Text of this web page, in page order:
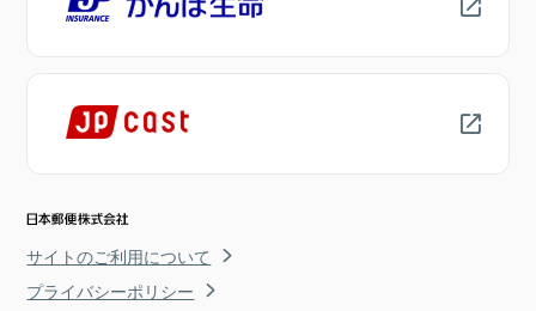
サイトのご利用について
プライバシーポリシー